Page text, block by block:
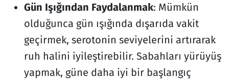
Gün Işığından Faydalanmak: Mümkün
olduğunca gün ışığında dışarıda vakit
geçirmek, serotonin seviyelerini artırarak
ruh halini iyileştirebilir. Sabahları yürüyüş
yapmak, güne daha iyi bir başlangıç